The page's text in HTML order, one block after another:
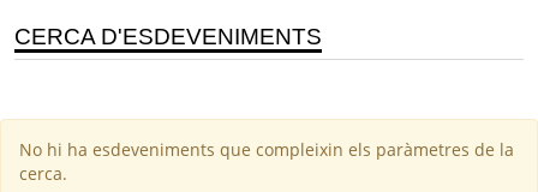
CERCA D'ESDEVENIMENTS
No hi ha esdeveniments que compleixin els paràmetres de la
cerca.